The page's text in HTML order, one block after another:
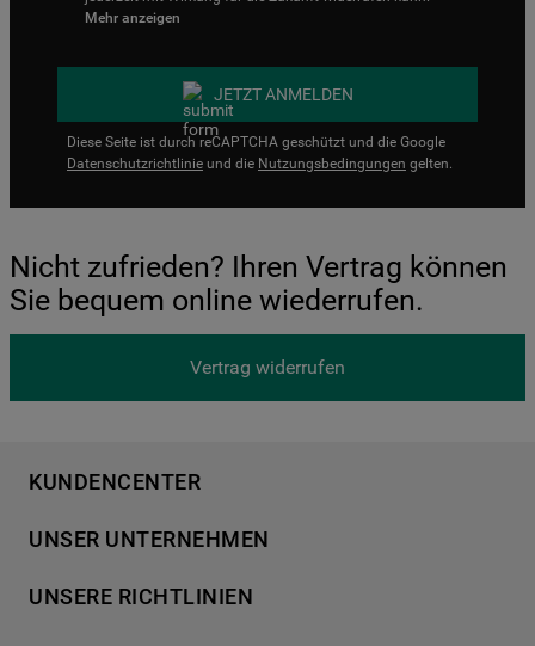
Mehr anzeigen
JETZT ANMELDEN
Diese Seite ist durch reCAPTCHA geschützt und die Google
Datenschutzrichtlinie und die Nutzungsbedingungen gelten.
Nicht zufrieden? Ihren Vertrag können
Sie bequem online wiederrufen.
Vertrag widerrufen
KUNDENCENTER
Händlersuche
Häufige Fragen
UNSER UNTERNEHMEN
Für Händler
UNSERE RICHTLINIEN